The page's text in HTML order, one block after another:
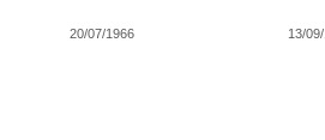
20/07/1966 13/